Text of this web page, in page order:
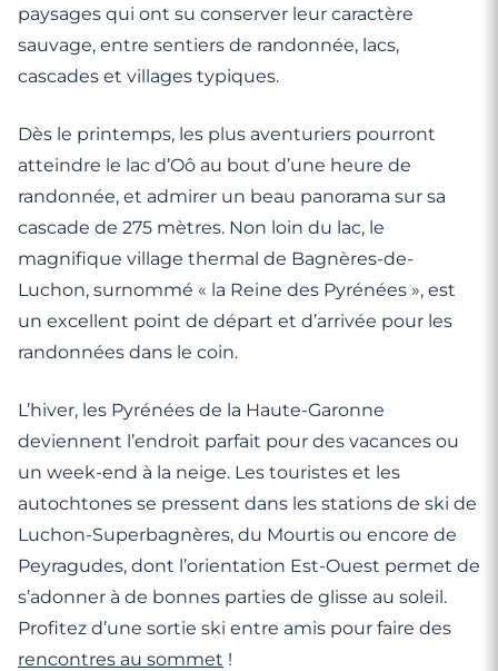
paysages qui ont su conserver leur caractère
sauvage, entre sentiers de randonnée, lacs,
cascades et villages typiques.
Dès le printemps, les plus aventuriers pourront
atteindre le lac d’Oô au bout d’une heure de
randonnée, et admirer un beau panorama sur sa
cascade de 275 mètres. Non loin du lac, le
magnifique village thermal de Bagnères-de-
Luchon, surnommé « la Reine des Pyrénées », est
un excellent point de départ et d’arrivée pour les
randonnées dans le coin.
L’hiver, les Pyrénées de la Haute-Garonne
deviennent l’endroit parfait pour des vacances ou
un week-end à la neige. Les touristes et les
autochtones se pressent dans les stations de ski de
Luchon-Superbagnères, du Mourtis ou encore de
Peyragudes, dont l’orientation Est-Ouest permet de
s’adonner à de bonnes parties de glisse au soleil.
Profitez d’une sortie ski entre amis pour faire des
rencontres au sommet !